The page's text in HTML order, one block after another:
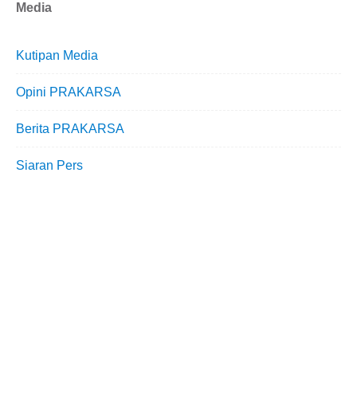
Media
Kutipan Media
Opini PRAKARSA
Berita PRAKARSA
Siaran Pers